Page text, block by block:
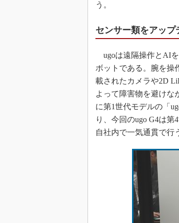
う。
センサー類をアップ
ugoは遠隔操作とAI
ボットである。腕を操
載されたカメラや2D
よって障害物を避けな
に第1世代モデルの「
り、今回のugo G4は
自社内で一気通貫で行